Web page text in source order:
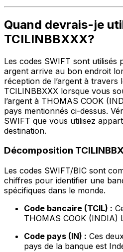
Quand devrais-je
TCILINBBXXX?
Les codes SWIFT sont
argent arrive au bon endroit
réception de l’argent à travers
TCILINBBXXX lorsque vous
l’argent à THOMAS COOK
pays mentionnés ci-dessus.
SWIFT que vous utilisez
destination.
Décomposition
Les codes SWIFT/BIC sont
chiffres pour identifier une
spécifiques dans le monde.
Code bancaire (TCIL) :
THOMAS COOK (INDIA)
Code pays (IN) : Ces
pays de la banque est